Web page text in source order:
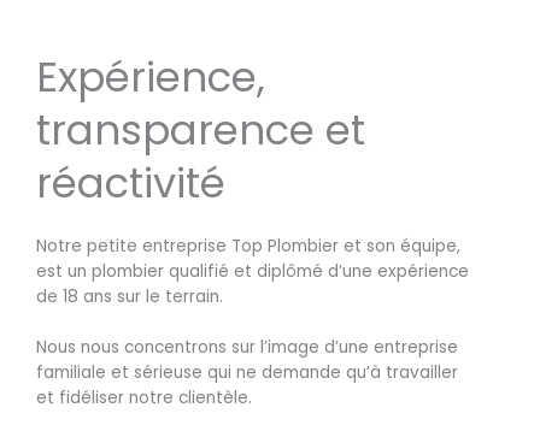
Expérience,
transparence et
réactivité
Notre petite entreprise Top Plombier et son équipe,
est un plombier qualifié et diplômé d’une expérience
de 18 ans sur le terrain.
Nous nous concentrons sur l’image d’une entreprise
familiale et sérieuse qui ne demande qu’à travailler
et fidéliser notre clientèle.